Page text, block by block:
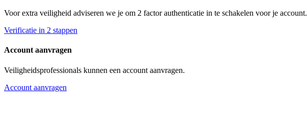
Voor extra veiligheid adviseren we je om 2 factor authenticatie in te schakelen voor je account.
Verificatie in 2 stappen
Account aanvragen
Veiligheidsprofessionals kunnen een account aanvragen.
Account aanvragen